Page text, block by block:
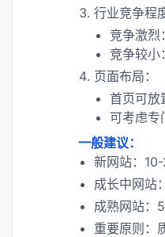
行业竞争程
竞争激烈
竞争较小
页面布局：
首页可放
可考虑专
一般建议：
新网站：
成长中网站
成熟网站：
重要原则：